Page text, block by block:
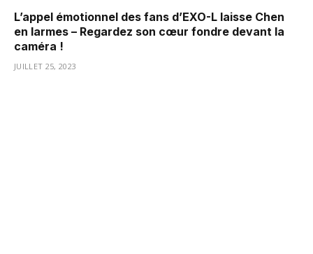
L’appel émotionnel des fans d’EXO-L laisse Chen
en larmes – Regardez son cœur fondre devant la
caméra !
JUILLET 25, 2023